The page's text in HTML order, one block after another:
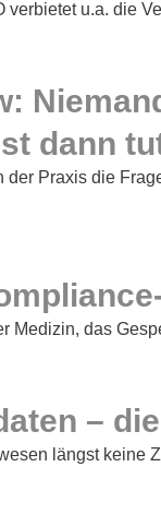
verbietet u.a. die
dann
der Praxis die
Medizin, das
–
längst keine